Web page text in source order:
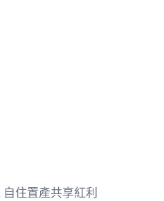
住置產共享紅利